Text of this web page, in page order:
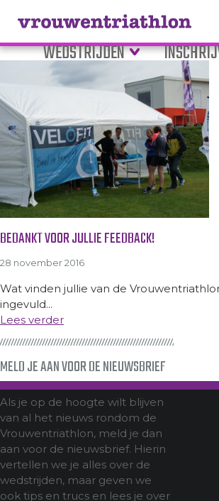
WEDSTRIJDEN
Tag Archive: reacties
BEDANKT VOOR JULLIE FEEDBACK!
28 november 2016
Wat vinden jullie van de
ingevuld...
Lees verder
MELD JE AAN VOOR DE NIEUWSBRIEF
Als je op de hoogte wilt blijven
van al het nieuws rondom de
Vrouwentriathlon, meld je dan
aan voor de nieuwsbrief. Hierin
vertellen we je alles over de
wedstrijden, maar geven we
ook tips en trucs en lees je over